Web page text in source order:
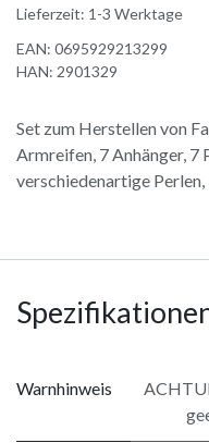
Lieferzeit: 1-3 Werktage
EAN: 0695929213299
HAN: 2901329
Set zum Herstellen von
Armreifen, 7 Anhänger, 7
verschiedenartige
Warnhinweis